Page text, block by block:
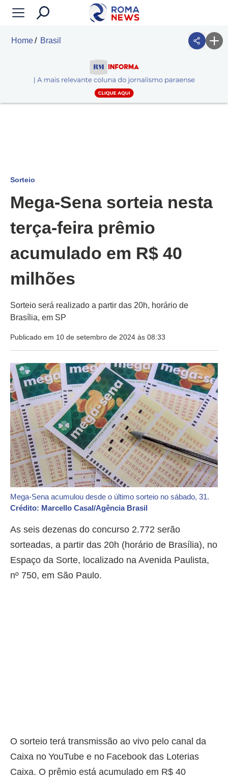
Home Brasil
Sorteio
Mega-Sena sorteia nesta
terça-feira prêmio
acumulado em R$ 40
milhões
Sorteio será realizado a partir das 20h, horário de
Brasília, em SP
Publicado em 10 de setembro de 2024 às 08:33
Mega-Sena acumulou desde o último sorteio no sábado, 31.
Crédito: Marcello Casal/Agência Brasil
As seis dezenas do concurso 2.772 serão
sorteadas, a partir das 20h (horário de Brasília), no
Espaço da Sorte, localizado na Avenida Paulista,
nº 750, em São Paulo.
O sorteio terá transmissão ao vivo pelo canal da
Caixa no YouTube e no Facebook das Loterias
Caixa. O prêmio está acumulado em R$ 40